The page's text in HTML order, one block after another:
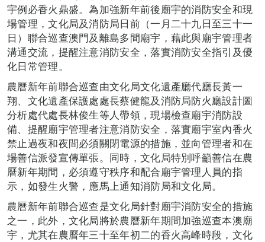
宇例必香火鼎盛。為加強新年前後廟宇的消防安全和現
場管理，文化局及消防局日前（一月二十九日至三十一
日）聯合巡查澳門及離島多間廟宇，藉此與廟宇管理者
溝通交流，提醒注意消防安全，落實消防安全指引及優
化日常管理。
農曆新年前聯合巡查由文化局文化遺產廳代廳長黃一
翔、文化遺產保護處處長蔡健龍及消防局防火廳設計圖
分析處代處長林俊生等人帶領，現場檢查廟宇消防設
備、提醒廟宇管理者注意消防安全，落實廟宇室內香火
禁止過夜和夜間必須關閉電源的措施，並向管理者和在
場善信派發宣傳單張。同時，文化局特別呼籲善信在農
曆新年期間，必須遵守秩序和配合廟宇管理人員的指
示，如發生火警，應馬上通知消防局和文化局。
農曆新年前聯合巡查是文化局針對廟宇消防安全的措施
之一，此外，文化局將於農曆新年期間加強巡查本澳廟
宇，尤其在農曆年三十至年初二的香火高峰時段，文化